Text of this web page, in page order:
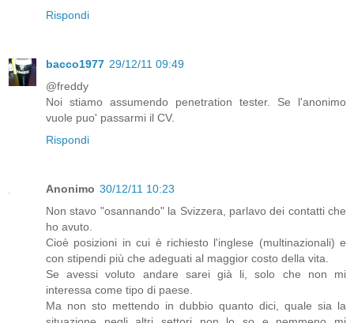
Rispondi
bacco1977 29/12/11 09:49
@freddy
Noi stiamo assumendo penetration tester. Se l'anonimo
vuole puo' passarmi il CV.
Rispondi
Anonimo 30/12/11 10:23
Non stavo "osannando" la Svizzera, parlavo dei contatti che
ho avuto.
Cioè posizioni in cui è richiesto l'inglese (multinazionali) e
con stipendi più che adeguati al maggior costo della vita.
Se avessi voluto andare sarei già li, solo che non mi
interessa come tipo di paese.
Ma non sto mettendo in dubbio quanto dici, quale sia la